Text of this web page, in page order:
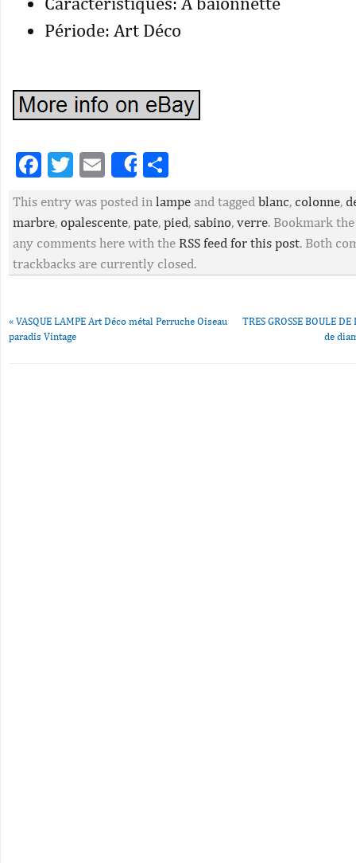
Période: Art Déco
Facebook
Twitter
EmailShare
This entry was posted in lampe and tagged blanc, colonne,
marbre, opalescente, pate, pied, sabino, verre. Bookmark
any comments here with the RSS feed for this post. Both
trackbacks are currently closed.
« VASQUE LAMPE Art Déco métal Perruche Oiseau
paradis Vintage
TRES GROSSE BOULE
de